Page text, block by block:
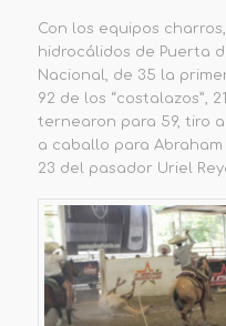
Con los equipos
hidrocálidos de Puerta
Nacional, de 35 la
92 de los “costalazos”,
ternearon para 59, tiro
a caballo para
23 del pasador Uriel